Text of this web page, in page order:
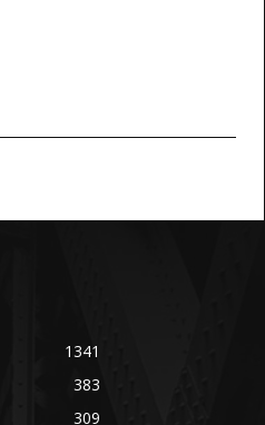
1341
383
309